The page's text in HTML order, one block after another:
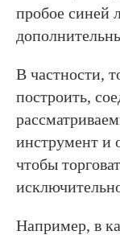
пробое синей
В частности,
построить,
инструмент и
чтобы
Например, в